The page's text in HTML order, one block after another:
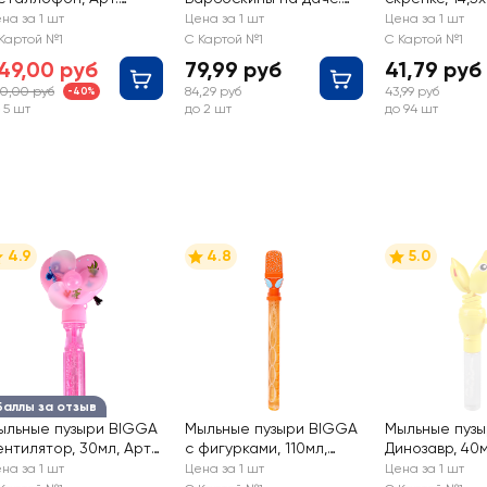
за 1 шт
№1
руб
руб -40%
5 шт
Дружная семья,
мультяшная
Цена за 1 шт
С Картой №1
79,99 руб
84,29 руб
до 2 шт
страниц, Арт.
338955
Цена за 1 шт
С Картой №1
41,79 руб
43,99 руб
до 94 шт
за отзыв
4.9
пузыри BIGGA
30мл, Арт.
за 1 шт
4.8
Мыльные пузыри BIGGA
c фигурками, 110мл,
Арт. 2205V0118
Цена за 1 шт
5.0
Мыльные
Динозавр,
B1310350
Цена за 1 шт